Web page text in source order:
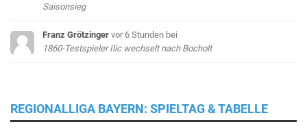
Saisonsieg
Franz Grötzinger vor 6 Stunden bei
1860-Testspieler Ilic wechselt nach Bocholt
REGIONALLIGA BAYERN: SPIELTAG & TABELLE